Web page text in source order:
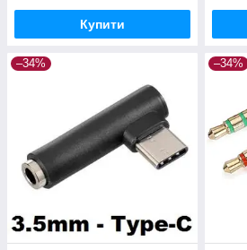
Купити
–34% –34%